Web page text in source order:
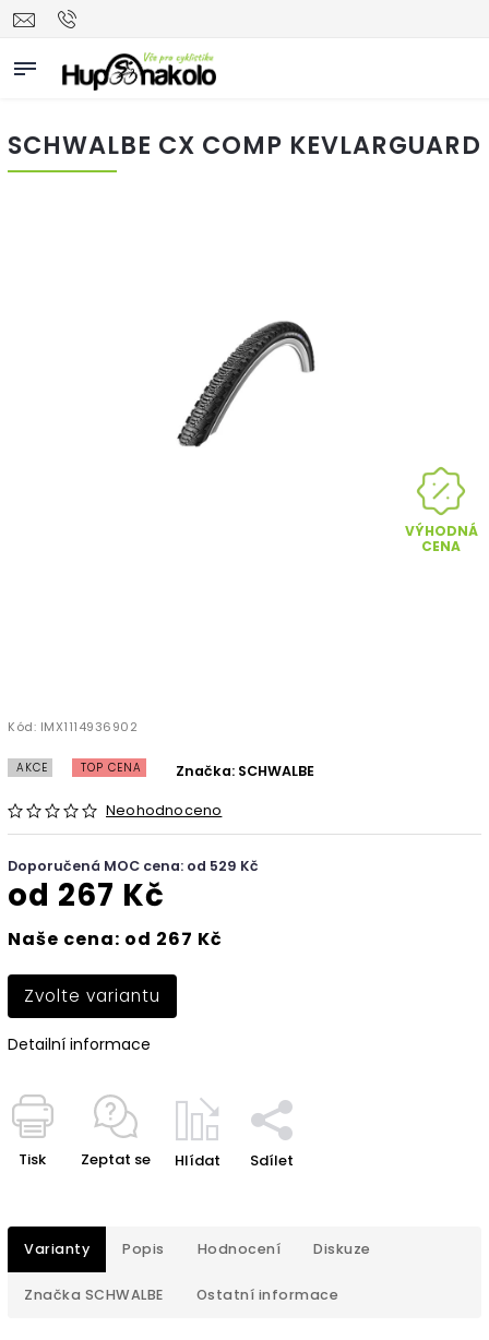
SCHWALBE CX COMP KEVLARGUARD
VÝHODNÁ
CENA
Kód: IMX1114936902
AKCE TOP CENA
Neohodnoceno
Značka: SCHWALBE
Doporučená MOC cena: od 529 Kč
od 267 Kč
Naše cena: od 267 Kč
Zvolte variantu
Detailní informace
Tisk Zeptat se Hlídat Sdílet
Varianty Popis Hodnocení Diskuze
Značka SCHWALBE Ostatní informace